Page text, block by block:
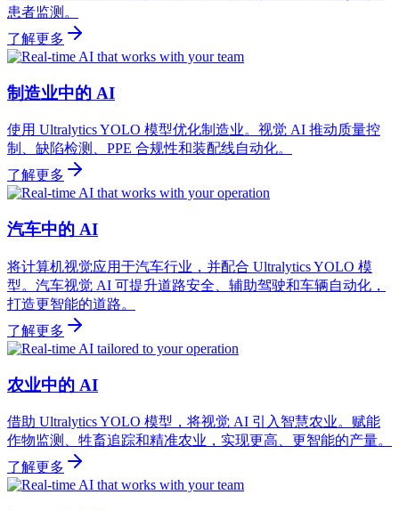
患者监测。
了解更多
制造业中的 AI
使用 Ultralytics YOLO 模型优化制造业。视觉 AI 推动质量控
制、缺陷检测、PPE 合规性和装配线自动化。
了解更多
汽车中的 AI
将计算机视觉应用于汽车行业，并配合 Ultralytics YOLO 模
型。汽车视觉 AI 可提升道路安全、辅助驾驶和车辆自动化，
打造更智能的道路。
了解更多
农业中的 AI
借助 Ultralytics YOLO 模型，将视觉 AI 引入智慧农业。赋能
作物监测、牲畜追踪和精准农业，实现更高、更智能的产量。
了解更多